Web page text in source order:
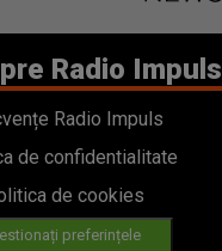
Radio Impuls
Radio Impuls
de confidentialitate
de cookies
preferințele